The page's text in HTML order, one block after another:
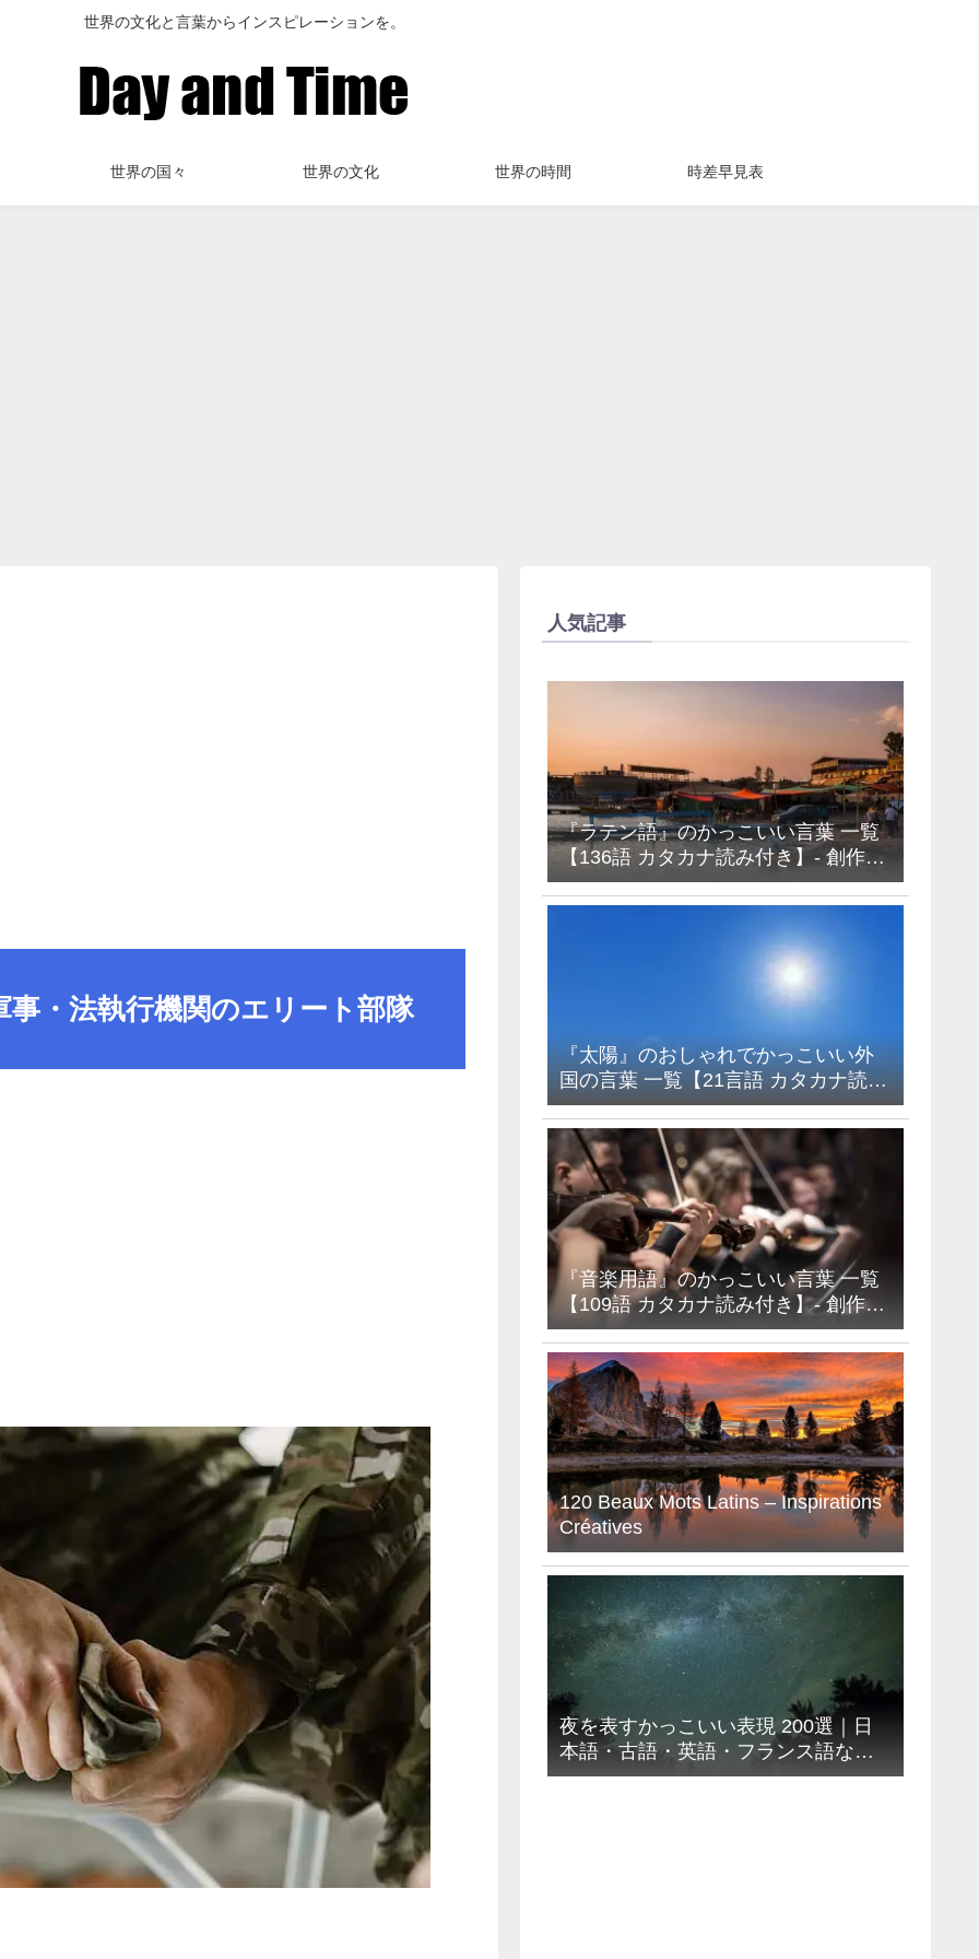
世界の文化と言葉からインスピレーションを。
世界の国々 世界の文化 世界の時間 時差早見表
・法執行機関のエリート部隊
人気記事
『ラテン語』のかっこいい言葉 一覧
【136語 カタカナ読み付き】- 創作・
キャラ名などに使えるアイデア集
『太陽』のおしゃれでかっこいい外
国の言葉 一覧【21言語 カタカナ読み
付き】- フランス語・イタリア語・ド
イツ語・ラテン語など
『音楽用語』のかっこいい言葉 一覧
【109語 カタカナ読み付き】- 創作・
キャラ名などに使えるアイデア集
120 Beaux Mots Latins – Inspirations
Créatives
夜を表すかっこいい表現 200選｜日
本語・古語・英語・フランス語など
９カ国語【意味読み方付き】